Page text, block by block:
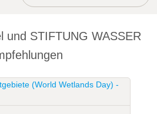
und STIFTUNG WASSER